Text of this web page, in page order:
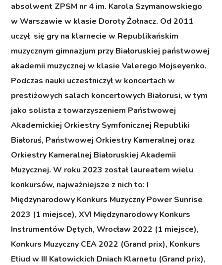
absolwent ZPSM nr 4 im. Karola Szymanowskiego
w Warszawie w klasie Doroty Żołnacz. Od 2011
uczył się gry na klarnecie w Republikańskim
muzycznym gimnazjum przy Białoruskiej państwowej
akademii muzycznej w klasie Valerego Mojseyenko.
Podczas nauki uczestniczył w koncertach w
prestiżowych salach koncertowych Białorusi, w tym
jako solista z towarzyszeniem Państwowej
Akademickiej Orkiestry Symfonicznej Republiki
Białoruś, Państwowej Orkiestry Kameralnej oraz
Orkiestry Kameralnej Białoruskiej Akademii
Muzycznej. W roku 2023 został laureatem wielu
konkursów, najważniejsze z nich to: I
Międzynarodowy Konkurs Muzyczny Power Sunrise
2023 (1 miejsce), XVI Międzynarodowy Konkurs
Instrumentów Dętych, Wrocław 2022 (1 miejsce),
Konkurs Muzyczny CEA 2022 (Grand prix), Konkurs
Etiud w III Katowickich Dniach Klarnetu (Grand prix),